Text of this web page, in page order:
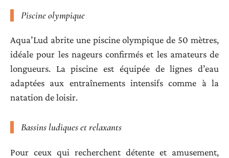
Piscine olympique
Aqua’Lud abrite une piscine olympique de 50 mètres,
idéale pour les nageurs confirmés et les amateurs de
longueurs. La piscine est équipée de lignes d’eau
adaptées aux entraînements intensifs comme à la
natation de loisir.
Bassins ludiques et relaxants
Pour ceux qui recherchent détente et amusement,